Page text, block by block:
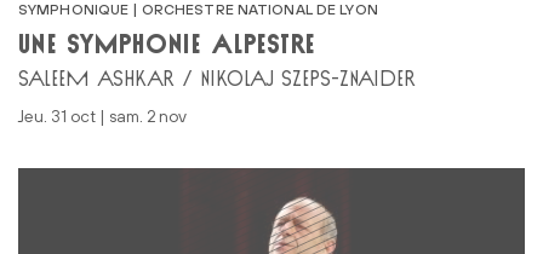
SYMPHONIQUE | ORCHESTRE NATIONAL DE LYON
UNE SYMPHONIE ALPESTRE
SALEEM ASHKAR / NIKOLAJ SZEPS-ZNAIDER
jeu. 31 oct | sam. 2 nov